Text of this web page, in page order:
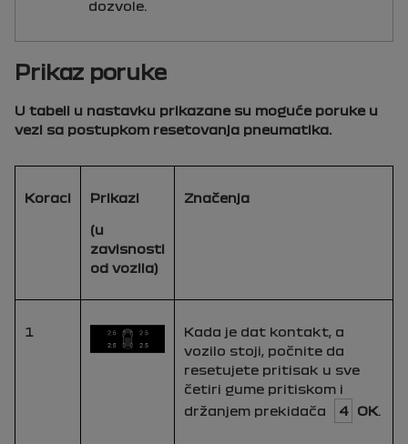
dozvole.
Prikaz poruke
U tabeli u nastavku prikazane su moguće poruke u
vezi sa postupkom resetovanja pneumatika.
Koraci Prikazi
(u
zavisnosti
od vozila)
Značenja
1
Kada je dat kontakt, a
vozilo stoji, počnite da
resetujete pritisak u sve
četiri gume pritiskom i
držanjem prekidača
4 OK.